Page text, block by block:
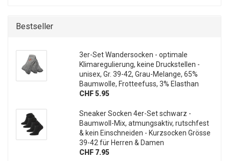
Bestseller
3er-Set Wandersocken - optimale
Klimaregulierung, keine Druckstellen -
unisex, Gr. 39-42, Grau-Melange, 65%
Baumwolle, Frotteefuss, 3% Elasthan
CHF 5.95
Sneaker Socken 4er-Set schwarz -
Baumwoll-Mix, atmungsaktiv, rutschfest
& kein Einschneiden - Kurzsocken Grösse
39-42 für Herren & Damen
CHF 7.95